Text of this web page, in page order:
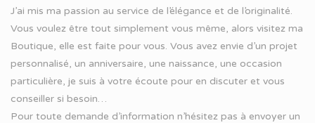
J’ai mis ma passion au service de l’élégance et de l’originalité.
Vous voulez être tout simplement vous même, alors visitez ma
Boutique, elle est faite pour vous. Vous avez envie d’un projet
personnalisé, un anniversaire, une naissance, une occasion
particulière, je suis à votre écoute pour en discuter et vous
conseiller si besoin…
Pour toute demande d’information n’hésitez pas à envoyer un